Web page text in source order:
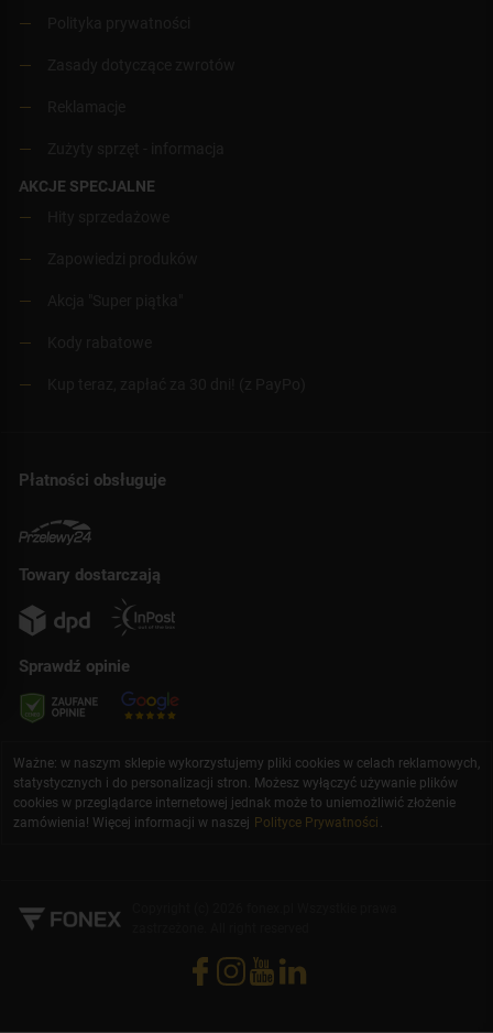
AKCJE SPECJALNE
Płatności obsługuje
Towary dostarczają
Sprawdź opinie
Ważne: w naszym sklepie wykorzystujemy pliki cookies w celach reklamowych,
statystycznych i do personalizacji stron. Możesz wyłączyć używanie plików
cookies w przeglądarce internetowej jednak może to uniemożliwić złożenie
zamówienia! Więcej informacji w naszej Polityce Prywatności .